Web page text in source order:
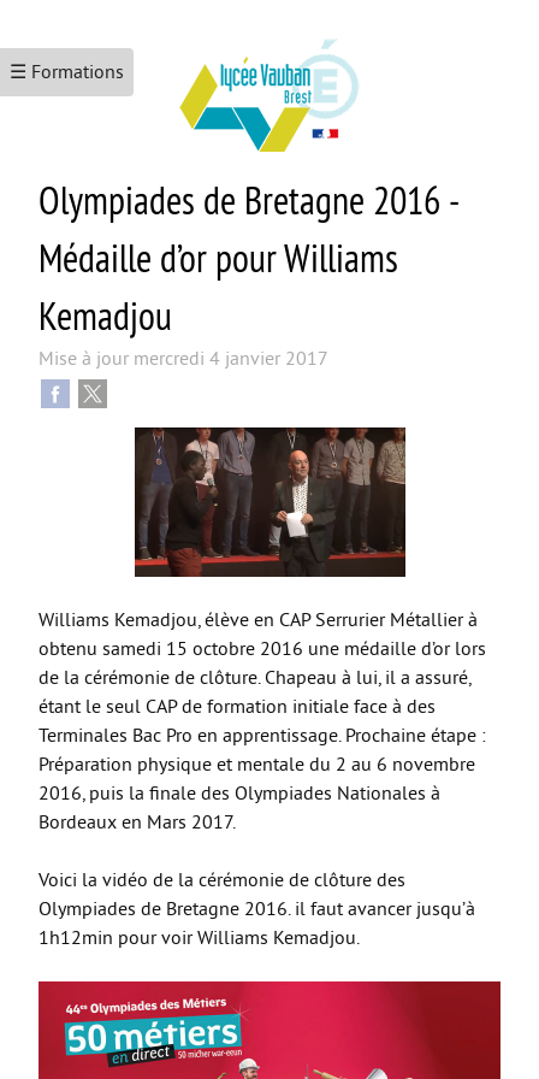
☰ Formations
ACCUEIL
LE LYCÉE
Le numérique
L’école promotrice de la santé
La Coopérative des manuels scolaires
Internat et restauration
Dossiers d’inscription
MDLS
FORMATIONS PRO
3ème PM
Bac Pro MELEC
Bac Pro MSPC
Bac Pro MV
Bac Pro TCI
BREVET D’INITIATION A LA MER
Olympiades de Bretagne 2016 -
Médaille d’or pour Williams
Kemadjou
Mise à jour mercredi 4 janvier 2017
Williams Kemadjou, élève en CAP Serrurier Métallier à
obtenu samedi 15 octobre 2016 une médaille d’or lors
de la cérémonie de clôture. Chapeau à lui, il a assuré,
étant le seul CAP de formation initiale face à des
Terminales Bac Pro en apprentissage. Prochaine étape :
Préparation physique et mentale du 2 au 6 novembre
2016, puis la finale des Olympiades Nationales à
Bordeaux en Mars 2017.
Voici la vidéo de la cérémonie de clôture des
Olympiades de Bretagne 2016. il faut avancer jusqu’à
1h12min pour voir Williams Kemadjou.